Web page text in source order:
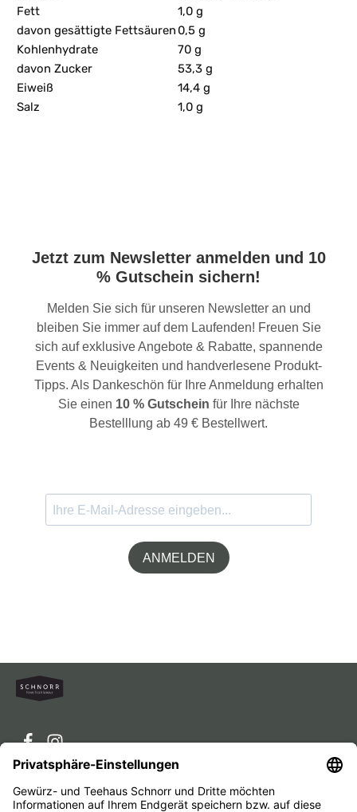
Fett
1,0 g
davon gesättigte Fettsäuren 0,5 g
Kohlenhydrate
70 g
davon Zucker
53,3 g
Eiweiß
14,4 g
Salz
1,0 g
Jetzt zum Newsletter anmelden und 10
% Gutschein sichern!
Melden Sie sich für unseren Newsletter an und
bleiben Sie immer auf dem Laufenden! Freuen Sie
sich auf exklusive Angebote & Rabatte, spannende
Events & Neuigkeiten und handverlesene Produkt-
Tipps. Als Dankeschön für Ihre Anmeldung erhalten
Sie einen 10 % Gutschein für Ihre nächste
Bestelllung ab 49 € Bestellwert.
ANMELDEN
Service-Hotline